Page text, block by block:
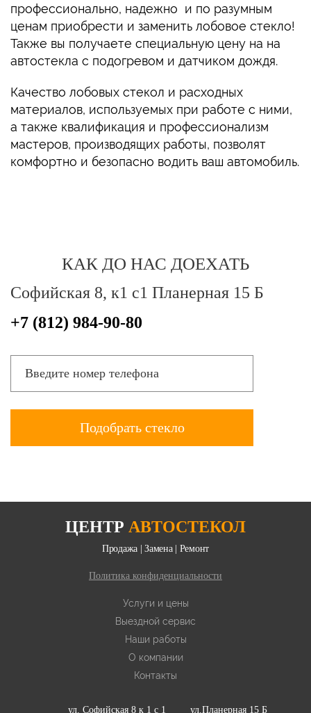
профессионально, надежно и по разумным
ценам приобрести и заменить лобовое стекло!
Также вы получаете специальную цену на на
автостекла с подогревом и датчиком дождя.
Качество лобовых стекол и расходных
материалов, используемых при работе с ними,
а также квалификация и профессионализм
мастеров, производящих работы, позволят
комфортно и безопасно водить ваш автомобиль.
КАК ДО НАС ДОЕХАТЬ
Софийская 8, к1 с1 Планерная 15 Б
+7 (812) 984-90-80
ЦЕНТР АВТОСТЕКОЛ
Продажа | Замена | Ремонт
Политика конфиденциальности
Услуги и цены
Выездной сервис
Наши работы
О компании
Контакты
ул. Софийская 8 к 1 с 1 ул.Планерная 15 Б